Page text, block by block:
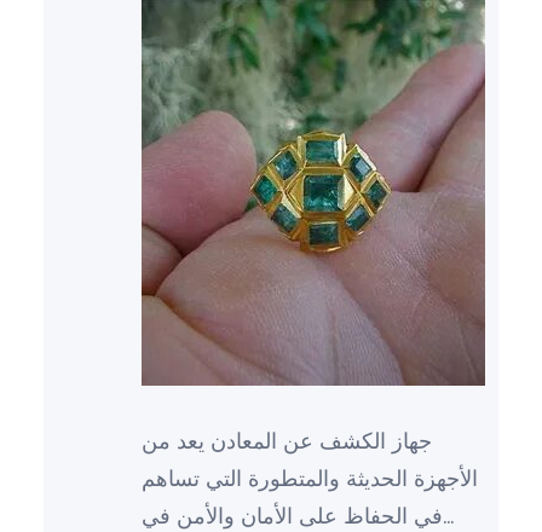
جهاز الكشف عن المعادن يعد من
الأجهزة الحديثة والمتطورة التي تساهم
في الحفاظ على الأمان والأمن في